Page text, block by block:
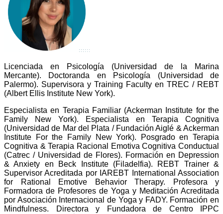
Licenciada en Psicología (Universidad de la Marina
Mercante). Doctoranda en Psicología (Universidad de
Palermo). Supervisora y Training Faculty en TREC / REBT
(Albert Ellis Institute New York).
Especialista en Terapia Familiar (Ackerman Institute for the
Family New York). Especialista en Terapia Cognitiva
(Universidad de Mar del Plata / Fundación Aiglé & Ackerman
Institute For the Family New York). Posgrado en Terapia
Cognitiva & Terapia Racional Emotiva Cognitiva Conductual
(Catrec / Universidad de Flores). Formación en Depression
& Anxiety en Beck Institute (Filadelfia).
REBT Trainer &
Supervisor Acreditada por IAREBT International Association
for Rational Emotive Behavior Therapy. Profesora y
Formadora de Profesores de Yoga y Meditación Acreditada
por Asociación Internacional de Yoga y FADY. Formación en
Mindfulness.
Directora y Fundadora de Centro IPPC